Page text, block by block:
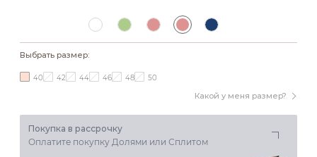
Выбрать размер:
Какой у меня размер?
40 42 44 46 48 50
Покупка в рассрочку
Оплатите покупку Долями или Сплитом